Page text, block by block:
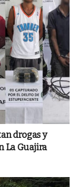
drogas y
La Guajira